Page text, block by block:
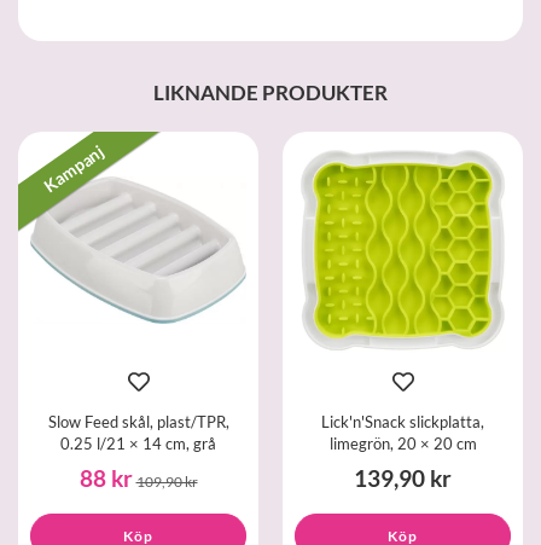
LIKNANDE PRODUKTER
Kampanj
Slow Feed skål, plast/TPR,
0.25 l/21 × 14 cm, grå
88 kr 109,90 kr
Köp
Lick'n'Snack slickplatta,
limegrön, 20 × 20 cm
139,90 kr
Köp